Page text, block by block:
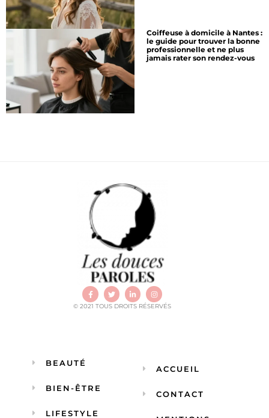
Coiffeuse à domicile à Nantes :
le guide pour trouver la bonne
professionnelle et ne plus
jamais rater son rendez-vous
© 2021 TOUS DROITS RÉSERVÉS
BEAUTÉ
BIEN-ÊTRE
LIFESTYLE
ACCUEIL
CONTACT